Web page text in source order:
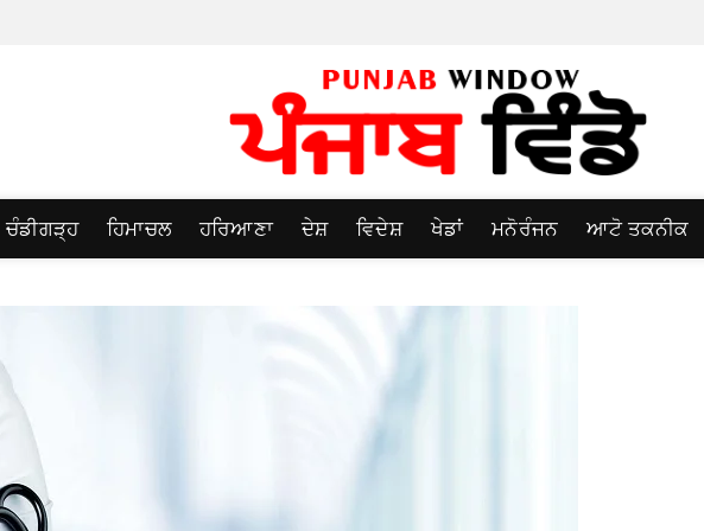
ਚੰਡੀਗੜ੍ਹ ਹਿਮਾਚਲ ਹਰਿਆਣਾ ਦੇਸ਼ ਵਿਦੇਸ਼ ਖੇਡਾਂ ਮਨੋਰੰਜਨ ਆਟੋ ਤਕਨੀਕ